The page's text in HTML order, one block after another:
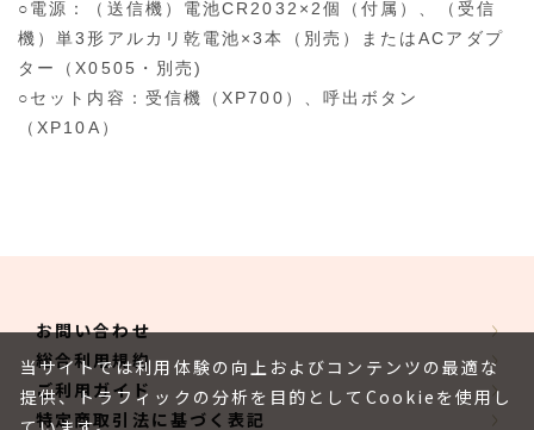
○電源：（送信機）電池CR2032×2個（付属）、（受信
機）単3形アルカリ乾電池×3本（別売）またはACアダプ
ター（X0505・別売)
○セット内容：受信機（XP700）、呼出ボタン
（XP10A）
お問い合わせ
総合利用規約
ご利用ガイド
特定商取引法に基づく表記
当サイトでは利用体験の向上およびコンテンツの最適な
提供、トラフィックの分析を目的としてCookieを使用し